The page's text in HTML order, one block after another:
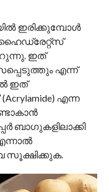
ഇരിക്കുമ്പോൾ
ഇത്
എന്ന്
ഇത്
എന്ന
ബാഗുകളിലാക്കി
സൂക്ഷിക്കുക.